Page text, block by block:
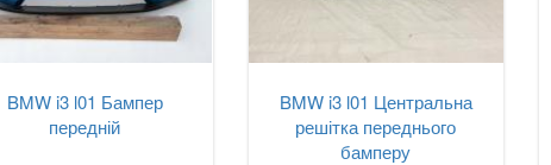
BMW i3 l01 Бампер
передній
BMW i3 l01 Центральна
решітка переднього
бамперу